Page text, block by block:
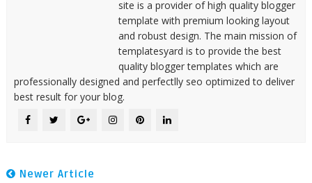
site is a provider of high quality blogger
template with premium looking layout
and robust design. The main mission of
templatesyard is to provide the best
quality blogger templates which are
professionally designed and perfectlly seo optimized to deliver
best result for your blog.
Newer Article